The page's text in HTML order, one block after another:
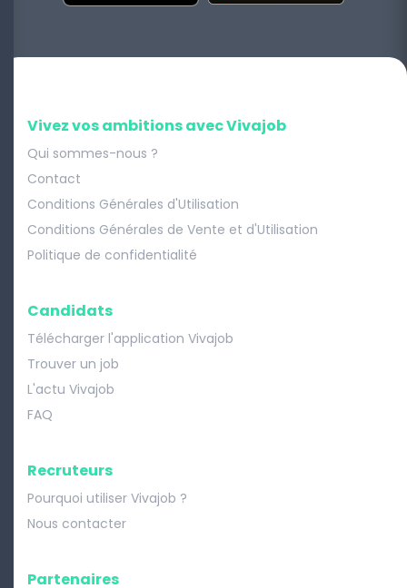
Vivez vos ambitions avec Vivajob
Qui sommes-nous ?
Contact
Conditions Générales d'Utilisation
Conditions Générales de Vente et d'Utilisation
Politique de confidentialité
Candidats
Télécharger l'application Vivajob
Trouver un job
L'actu Vivajob
FAQ
Recruteurs
Pourquoi utiliser Vivajob ?
Nous contacter
Partenaires